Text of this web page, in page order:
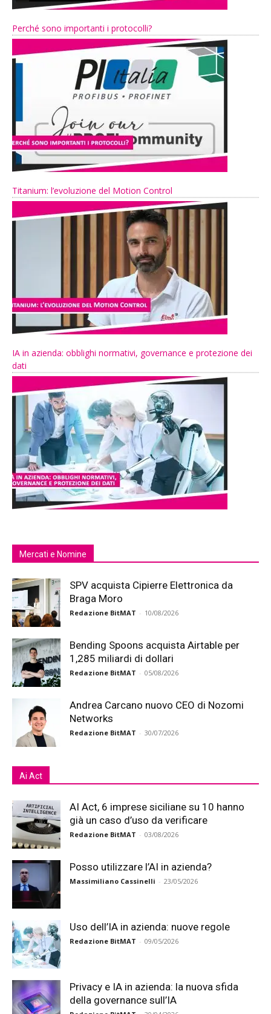
Perché sono importanti i protocolli?
Titanium: l’evoluzione del Motion Control
IA in azienda: obblighi normativi, governance e protezione dei
dati
Mercati e Nomine
SPV acquista Cipierre Elettronica da
Braga Moro
Redazione BitMAT - 10/08/2026
Bending Spoons acquista Airtable per
1,285 miliardi di dollari
Redazione BitMAT - 05/08/2026
Andrea Carcano nuovo CEO di Nozomi
Networks
Redazione BitMAT - 30/07/2026
Ai Act
AI Act, 6 imprese siciliane su 10 hanno
già un caso d’uso da verificare
Redazione BitMAT - 03/08/2026
Posso utilizzare l’AI in azienda?
Massimiliano Cassinelli - 23/05/2026
Uso dell’IA in azienda: nuove regole
Redazione BitMAT - 09/05/2026
Privacy e IA in azienda: la nuova sfida
della governance sull’IA